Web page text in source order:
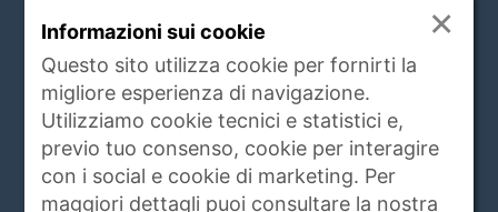
www.animalidacompagnia.it è il portale che
soddisfa le esigenze dei proprietari di PET,
trait d'union tra proprietario e veterinari,
istituzioni, allevatori ed operatori del settore.
Raccoglie ogni giorno notizie di attualità,
igiene e salute, rubriche, eventi e servizi
riguardanti gli animali da compagnia e non
Informazioni sui cookie ×
Questo sito utilizza cookie per fornirti la
migliore esperienza di navigazione.
Utilizziamo cookie tecnici e statistici e,
previo tuo consenso, cookie per interagire
con i social e cookie di marketing. Per
maggiori dettagli puoi consultare la nostra